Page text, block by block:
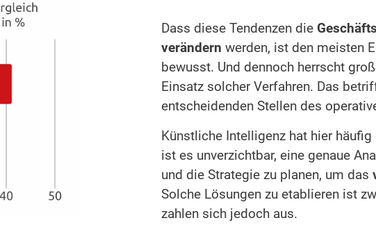
Dass diese Tendenzen die
verändern werden, ist den meisten
bewusst. Und dennoch herrscht
Einsatz solcher Verfahren. Das
entscheidenden Stellen des
Künstliche Intelligenz hat hier
ist es unverzichtbar, eine genaue
und die Strategie zu planen, um das
Solche Lösungen zu etablieren ist
zahlen sich jedoch aus.